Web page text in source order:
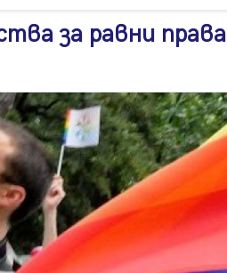
за равни права